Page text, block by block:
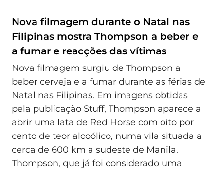
Nova filmagem durante o Natal nas
Filipinas mostra Thompson a beber e
a fumar e reacções das vítimas
Nova filmagem surgiu de Thompson a
beber cerveja e a fumar durante as férias de
Natal nas Filipinas. Em imagens obtidas
pela publicação Stuff, Thompson aparece a
abrir uma lata de Red Horse com oito por
cento de teor alcoólico, numa vila situada a
cerca de 600 km a sudeste de Manila.
Thompson, que já foi considerado uma